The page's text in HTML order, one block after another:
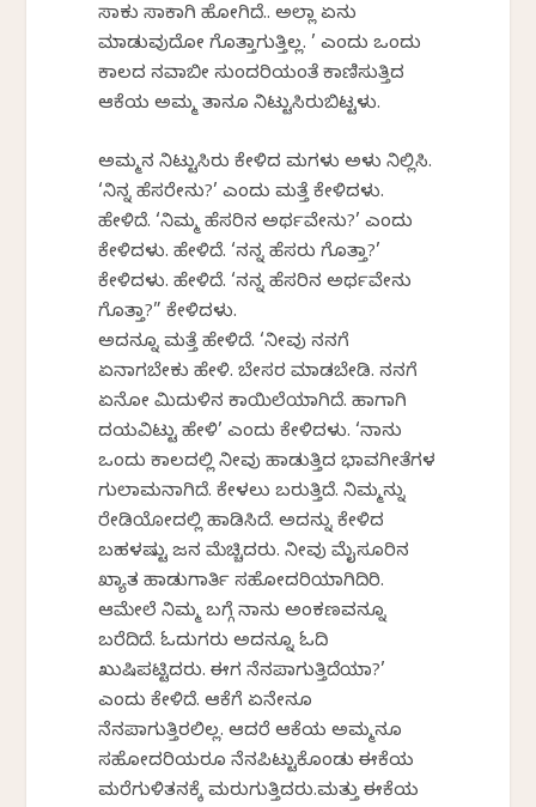
ಸಾಕು ಸಾಕಾಗಿ ಹೋಗಿದೆ.. ಅಲ್ಲಾ ಏನು
ಮಾಡುವುದೋ ಗೊತ್ತಾಗುತ್ತಿಲ್ಲ. ’ ಎಂದು ಒಂದು
ಕಾಲದ ನವಾಬೀ ಸುಂದರಿಯಂತೆ ಕಾಣಿಸುತ್ತಿದ್ದ
ಆಕೆಯ ಅಮ್ಮ ತಾನೂ ನಿಟ್ಟುಸಿರುಬಿಟ್ಟಳು.
ಅಮ್ಮನ ನಿಟ್ಟುಸಿರು ಕೇಳಿದ ಮಗಳು ಅಳು ನಿಲ್ಲಿಸಿ.
‘ನಿನ್ನ ಹೆಸರೇನು?’ ಎಂದು ಮತ್ತೆ ಕೇಳಿದಳು.
ಹೇಳಿದೆ. ‘ನಿಮ್ಮ ಹೆಸರಿನ ಅರ್ಥವೇನು?’ ಎಂದು
ಕೇಳಿದಳು. ಹೇಳಿದೆ. ‘ನನ್ನ ಹೆಸರು ಗೊತ್ತಾ?’
ಕೇಳಿದಳು. ಹೇಳಿದೆ. ‘ನನ್ನ ಹೆಸರಿನ ಅರ್ಥವೇನು
ಗೊತ್ತಾ?” ಕೇಳಿದಳು.
ಅದನ್ನೂ ಮತ್ತೆ ಹೇಳಿದೆ. ‘ನೀವು ನನಗೆ
ಏನಾಗಬೇಕು ಹೇಳಿ. ಬೇಸರ ಮಾಡಬೇಡಿ. ನನಗೆ
ಏನೋ ಮಿದುಳಿನ ಕಾಯಿಲೆಯಾಗಿದೆ. ಹಾಗಾಗಿ
ದಯವಿಟ್ಟು ಹೇಳಿ’ ಎಂದು ಕೇಳಿದಳು. ‘ನಾನು
ಒಂದು ಕಾಲದಲ್ಲಿ ನೀವು ಹಾಡುತ್ತಿದ್ದ ಭಾವಗೀತೆಗಳ
ಗುಲಾಮನಾಗಿದ್ದೆ. ಕೇಳಲು ಬರುತ್ತಿದ್ದೆ. ನಿಮ್ಮನ್ನು
ರೇಡಿಯೋದಲ್ಲಿ ಹಾಡಿಸಿದ್ದೆ. ಅದನ್ನು ಕೇಳಿದ
ಬಹಳಷ್ಟು ಜನ ಮೆಚ್ಚಿದ್ದರು. ನೀವು ಮೈಸೂರಿನ
ಖ್ಯಾತ ಹಾಡುಗಾರ್ತಿ ಸಹೋದರಿಯಾಗಿದ್ದಿರಿ.
ಆಮೇಲೆ ನಿಮ್ಮ ಬಗ್ಗೆ ನಾನು ಅಂಕಣವನ್ನೂ
ಬರೆದಿದ್ದೆ. ಓದುಗರು ಅದನ್ನೂ ಓದಿ
ಖುಷಿಪಟ್ಟಿದ್ದರು. ಈಗ ನೆನಪಾಗುತ್ತಿದೆಯಾ?’
ಎಂದು ಕೇಳಿದೆ. ಆಕೆಗೆ ಏನೇನೂ
ನೆನಪಾಗುತ್ತಿರಲಿಲ್ಲ. ಆದರೆ ಆಕೆಯ ಅಮ್ಮನೂ
ಸಹೋದರಿಯರೂ ನೆನಪಿಟ್ಟುಕೊಂಡು ಈಕೆಯ
ಮರೆಗುಳಿತನಕ್ಕೆ ಮರುಗುತ್ತಿದ್ದರು.ಮತ್ತು ಈಕೆಯ